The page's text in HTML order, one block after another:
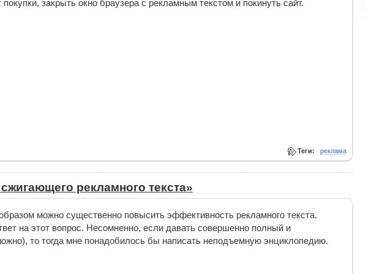
закрыть окно браузера с рекламным текстом и покинуть сайт.
Теги: реклама
рекламного текста»
можно существенно повысить эффективность рекламного текста.
на этот вопрос. Несомненно, если давать совершенно полный и
то тогда мне понадобилось бы написать неподъемную энциклопедию.